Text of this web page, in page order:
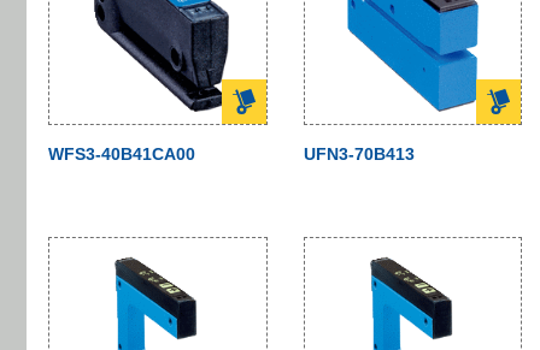
WFS3-40B41CA00 UFN3-70B413